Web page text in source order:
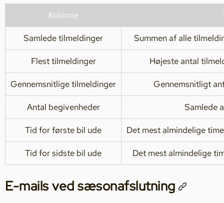
Kolonne
Samlede tilmeldinger Summen af alle
Flest tilmeldinger Højeste antal
Gennemsnitlige tilmeldinger Gennemsnitligt
Antal begivenheder Samlede
Tid for første bil ude Det mest almindelige
Tid for sidste bil ude Det mest almindelige
E-mails ved sæsonafslutning